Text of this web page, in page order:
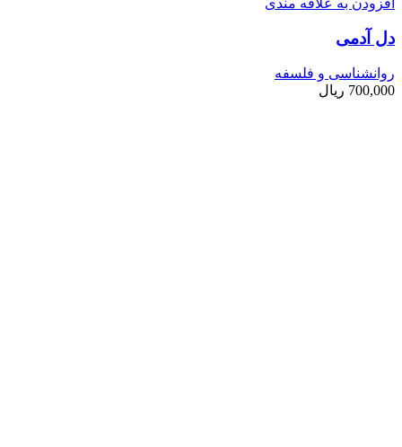
دل آدمی
روانشناسی و فلسفه
700,000 ریال